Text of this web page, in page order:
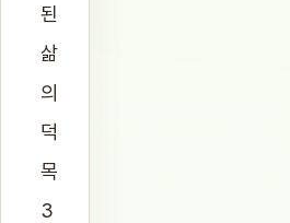
된
삶
의
덕
목
3